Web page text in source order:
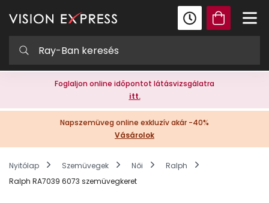
Foglaljon online időpontot látásvizsgálatra
itt.
Napszemüveg online exkluzív akár -40%
Vásárolok
Nyitólap Szemüvegek Női
Ralph
Ralph RA7039 6073 szemüvegkeret